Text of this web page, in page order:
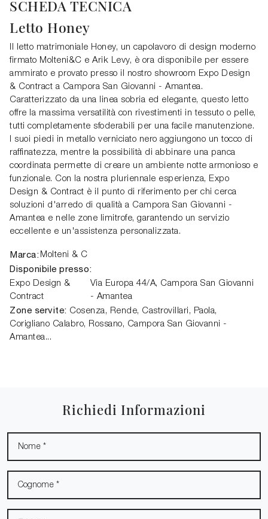
SCHEDA TECNICA
Letto Honey
Il letto matrimoniale Honey, un capolavoro di design moderno
firmato Molteni&C e Arik Levy, è ora disponibile per essere
ammirato e provato presso il nostro showroom Expo Design
& Contract a Campora San Giovanni - Amantea.
Caratterizzato da una linea sobria ed elegante, questo letto
offre la massima versatilità con rivestimenti in tessuto o pelle,
tutti completamente sfoderabili per una facile manutenzione.
I suoi piedi in metallo verniciato nero aggiungono un tocco di
raffinatezza, mentre la possibilità di abbinare una panca
coordinata permette di creare un ambiente notte armonioso e
funzionale. Con la nostra pluriennale esperienza, Expo
Design & Contract è il punto di riferimento per chi cerca
soluzioni d'arredo di qualità a Campora San Giovanni -
Amantea e nelle zone limitrofe, garantendo un servizio
eccellente e un'assistenza personalizzata.
Marca: Molteni & C
Disponibile presso:
Expo Design &
Contract
Via Europa 44/A, Campora San Giovanni
- Amantea
Zone servite: Cosenza, Rende, Castrovillari, Paola,
Corigliano Calabro, Rossano, Campora San Giovanni -
Amantea...
Richiedi Informazioni